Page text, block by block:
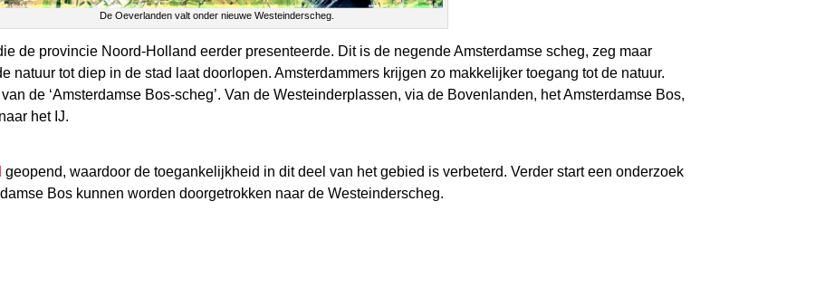
De Oeverlanden valt onder nieuwe Westeinderscheg.
de provincie Noord-Holland eerder presenteerde. Dit is de negende Amsterdamse scheg, zeg maar
natuur tot diep in de stad laat doorlopen. Amsterdammers krijgen zo makkelijker toegang tot de natuur.
de ‘Amsterdamse Bos-scheg’. Van de Westeinderplassen, via de Bovenlanden, het Amsterdamse Bos,
het IJ.
geopend, waardoor de toegankelijkheid in dit deel van het gebied is verbeterd. Verder start een onderzoek
Bos kunnen worden doorgetrokken naar de Westeinderscheg.